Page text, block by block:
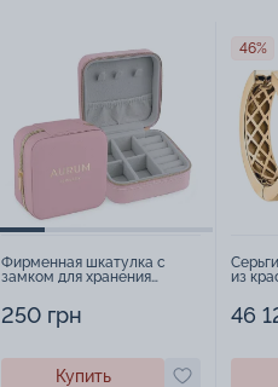
Фирменная шкатулка с
замком для хранения
250 грн
Купить
46%
из
46